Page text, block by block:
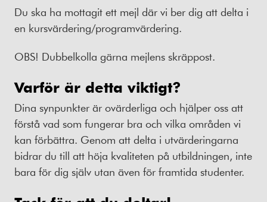
Du ska ha mottagit ett mejl där vi ber dig att delta i
en kursvärdering/programvärdering.
OBS! Dubbelkolla gärna mejlens skräppost.
Varför är detta viktigt?
Dina synpunkter är ovärderliga och hjälper oss att
förstå vad som fungerar bra och vilka områden vi
kan förbättra. Genom att delta i utvärderingarna
bidrar du till att höja kvaliteten på utbildningen, inte
bara för dig själv utan även för framtida studenter.